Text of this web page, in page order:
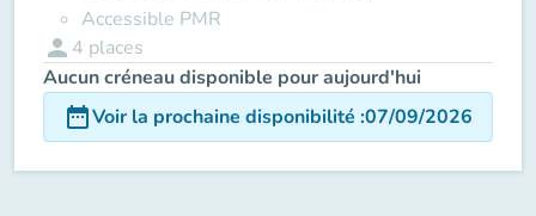
Accessible PMR
person 4 places
Aucun créneau disponible pour aujourd'hui
date_rangeVoir la prochaine disponibilité :07/09/2026